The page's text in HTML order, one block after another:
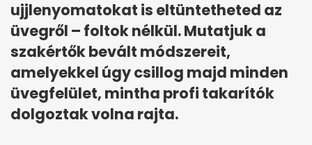
ujjlenyomatokat is eltüntetheted az
üvegről – foltok nélkül. Mutatjuk a
szakértők bevált módszereit,
amelyekkel úgy csillog majd minden
üvegfelület, mintha profi takarítók
dolgoztak volna rajta.